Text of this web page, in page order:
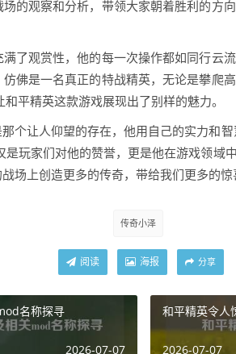
的观察和分析，带领大家朝着胜利的方
了观赏性，他的每一次操作都如同行云
佛是一名真正的特战精英，无论是攀爬
平精英这款游戏展现出了别样的魅力。
个让人仰望的存在，他用自己的实力和
是玩家们对他的赞誉，更是他在游戏领域
场上创造更多的传奇，带给我们更多的惊
传奇小泽
阅读 海报 分享
名称探寻
2026-07-07
和平精英令人
2026-07-07